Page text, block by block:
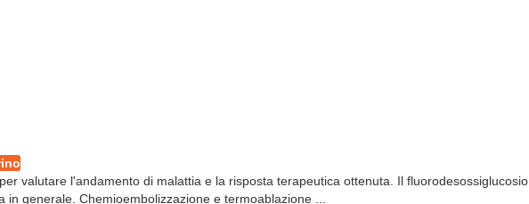
valutare l'andamento di malattia e la risposta terapeutica ottenuta. Il fluorodesossiglucosio
in generale. Chemioembolizzazione e termoablazione ...